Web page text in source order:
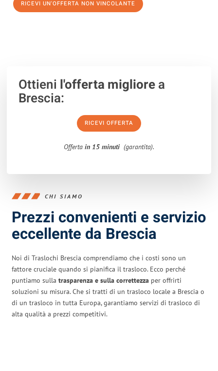
RICEVI UN'OFFERTA NON VINCOLANTE
Ottieni l'offerta migliorea
Brescia:
RICEVI OFFERTA
Offerta in 15 minuti (garantita).
CHI SIAMO
Prezzi convenienti e servizio
eccellente da Brescia
Noi di Traslochi Brescia comprendiamo che i costi sono un
fattore cruciale quando si pianifica il trasloco. Ecco perché
puntiamo sulla trasparenza e sulla correttezza per offrirti
soluzioni su misura. Che si tratti di un trasloco locale a Brescia o
di un trasloco in tutta Europa, garantiamo servizi di trasloco di
alta qualità a prezzi competitivi.